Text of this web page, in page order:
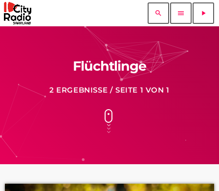
search menu play_arrow
Flüchtlinge
2 ERGEBNISSE / SEITE 1 VON 1